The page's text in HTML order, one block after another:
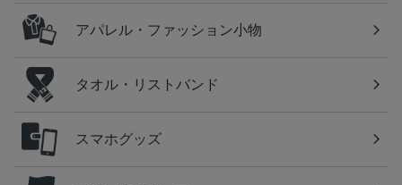
アパレル・ファッション小物
タオル・リストバンド
スマホグッズ